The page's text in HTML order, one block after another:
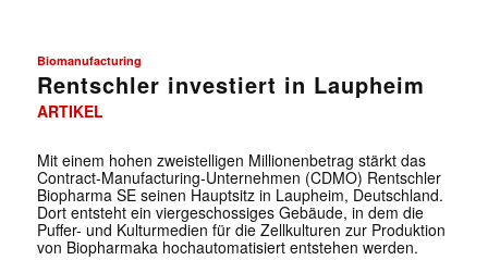
Biomanufacturing
Rentschler investiert in Laupheim
ARTIKEL
Mit einem hohen zweistelligen Millionenbetrag stärkt das
Contract-Manufacturing-Unternehmen (CDMO) Rentschler
Biopharma SE seinen Hauptsitz in Laupheim, Deutschland.
Dort entsteht ein viergeschossiges Gebäude, in dem die
Puffer- und Kulturmedien für die Zellkulturen zur Produktion
von Biopharmaka hochautomatisiert entstehen werden.